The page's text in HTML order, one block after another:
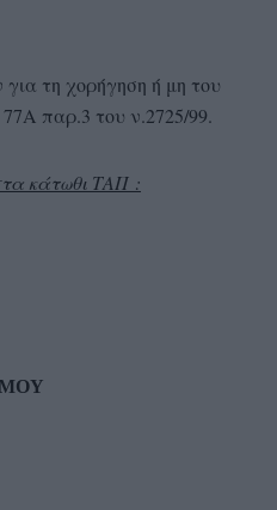
για τη χορήγηση ή μη του
77Α παρ.3 του ν.2725/99.
κάτωθι ΤΑΠ :